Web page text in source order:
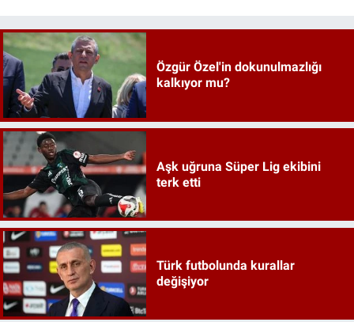
Özgür Özel'in dokunulmazlığı
kalkıyor mu?
Aşk uğruna Süper Lig ekibini
terk etti
Türk futbolunda kurallar
değişiyor